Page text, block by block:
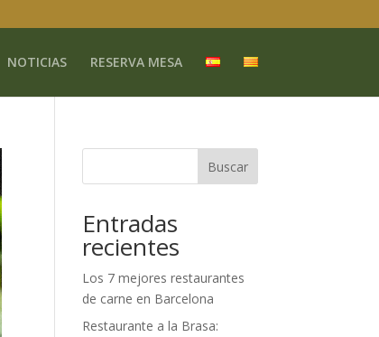
NOTICIAS RESERVA MESA
Buscar
Entradas
recientes
Los 7 mejores restaurantes
de carne en Barcelona
Restaurante a la Brasa: